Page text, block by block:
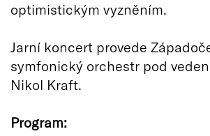
optimistickým vyzněním.
Jarní koncert provede
symfonický orchestr pod
Nikol Kraft.
Program: